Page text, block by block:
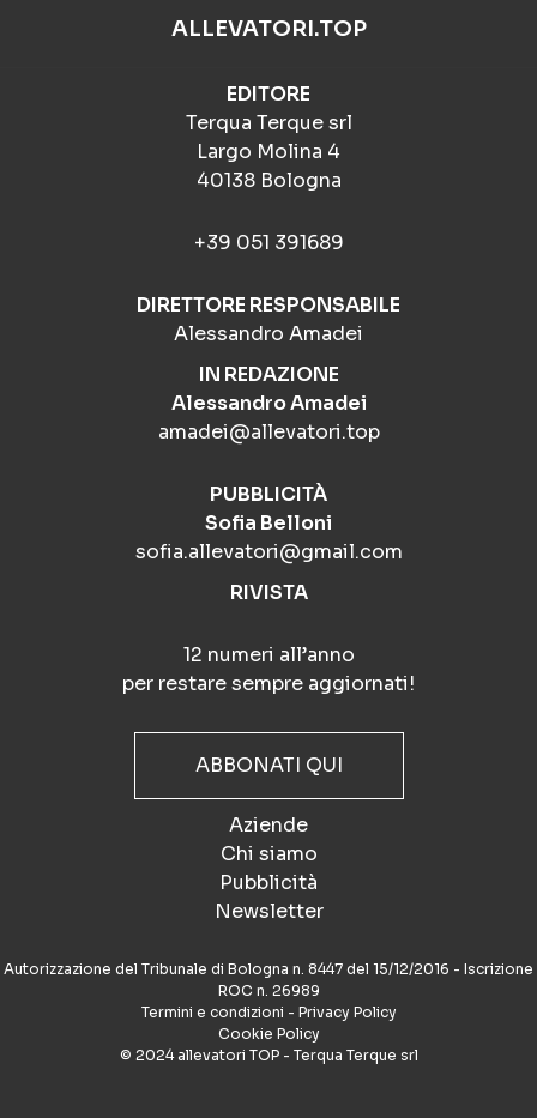
ALLEVATORI.TOP
EDITORE
Terqua Terque srl
Largo Molina 4
40138 Bologna
+39 051 391689
DIRETTORE RESPONSABILE
Alessandro Amadei
IN REDAZIONE
Alessandro Amadei
amadei@allevatori.top
PUBBLICITÀ
Sofia Belloni
sofia.allevatori@gmail.com
RIVISTA
12 numeri all’anno
per restare sempre aggiornati!
ABBONATI QUI
Aziende
Chi siamo
Pubblicità
Newsletter
Autorizzazione del Tribunale di Bologna n. 8447 del 15/12/2016 - Iscrizione
ROC n. 26989
Termini e condizioni - Privacy Policy
Cookie Policy
© 2024 allevatori TOP - Terqua Terque srl